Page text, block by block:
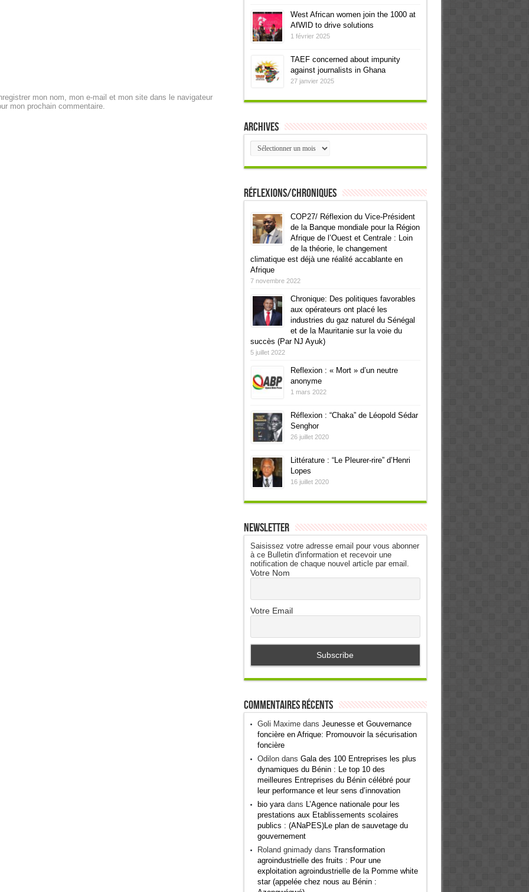
mon nom, mon e-mail et mon site dans le navigateur
mon prochain commentaire.
West African women join the 1000 at
AfWID to drive solutions
1 février 2025
TAEF concerned about impunity
against journalists in Ghana
27 janvier 2025
Archives
Archives
Réflexions/Chroniques
COP27/ Réflexion du Vice-Président
de la Banque mondiale pour la Région
Afrique de l’Ouest et Centrale : Loin
de la théorie, le changement
climatique est déjà une réalité accablante en
Afrique
7 novembre 2022
Chronique: Des politiques favorables
aux opérateurs ont placé les
industries du gaz naturel du Sénégal
et de la Mauritanie sur la voie du
succès (Par NJ Ayuk)
5 juillet 2022
Reflexion : « Mort » d’un neutre
anonyme
1 mars 2022
Réflexion : “Chaka” de Léopold Sédar
Senghor
26 juillet 2020
Littérature : “Le Pleurer-rire” d’Henri
Lopes
16 juillet 2020
Newsletter
Saisissez votre adresse email pour vous abonner
à ce Bulletin d'information et recevoir une
notification de chaque nouvel article par email.
Votre Nom
Votre Email
Commentaires récents
Goli Maximedans Jeunesse et Gouvernance
foncière en Afrique: Promouvoir la sécurisation
foncière
Odilondans Gala des 100 Entreprises les plus
dynamiques du Bénin : Le top 10 des
meilleures Entreprises du Bénin célébré pour
leur performance et leur sens d’innovation
bio yaradans L’Agence nationale pour les
prestations aux Etablissements scolaires
publics : (ANaPES)Le plan de sauvetage du
gouvernement
Roland gnimadydans Transformation
agroindustrielle des fruits : Pour une
exploitation agroindustrielle de la Pomme white
star (appelée chez nous au Bénin :